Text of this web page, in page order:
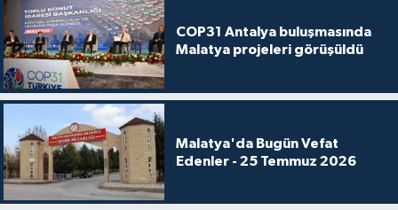
COP31 Antalya buluşmasında
Malatya projeleri görüşüldü
Malatya'da Bugün Vefat
Edenler - 25 Temmuz 2026